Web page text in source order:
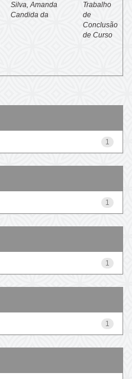
Silva, Amanda
Candida da
Trabalho
de
Conclusão
de Curso
1
1
1
1